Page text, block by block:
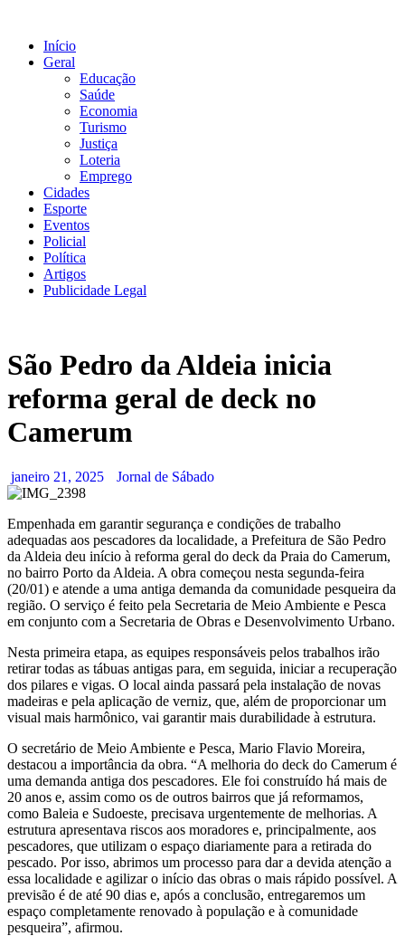
conteúdo
Início
Geral
Educação
Saúde
Economia
Turismo
Justiça
Loteria
Emprego
Cidades
Esporte
Eventos
Policial
Política
Artigos
Publicidade Legal
São Pedro da Aldeia inicia
reforma geral de deck no
Camerum
janeiro 21, 2025 Jornal de Sábado
Empenhada em garantir segurança e condições de trabalho
adequadas aos pescadores da localidade, a Prefeitura de São Pedro
da Aldeia deu início à reforma geral do deck da Praia do Camerum,
no bairro Porto da Aldeia. A obra começou nesta segunda-feira
(20/01) e atende a uma antiga demanda da comunidade pesqueira da
região. O serviço é feito pela Secretaria de Meio Ambiente e Pesca
em conjunto com a Secretaria de Obras e Desenvolvimento Urbano.
Nesta primeira etapa, as equipes responsáveis pelos trabalhos irão
retirar todas as tábuas antigas para, em seguida, iniciar a recuperação
dos pilares e vigas. O local ainda passará pela instalação de novas
madeiras e pela aplicação de verniz, que, além de proporcionar um
visual mais harmônico, vai garantir mais durabilidade à estrutura.
O secretário de Meio Ambiente e Pesca, Mario Flavio Moreira,
destacou a importância da obra. “A melhoria do deck do Camerum é
uma demanda antiga dos pescadores. Ele foi construído há mais de
20 anos e, assim como os de outros bairros que já reformamos,
como Baleia e Sudoeste, precisava urgentemente de melhorias. A
estrutura apresentava riscos aos moradores e, principalmente, aos
pescadores, que utilizam o espaço diariamente para a retirada do
pescado. Por isso, abrimos um processo para dar a devida atenção a
essa localidade e agilizar o início das obras o mais rápido possível. A
previsão é de até 90 dias e, após a conclusão, entregaremos um
espaço completamente renovado à população e à comunidade
pesqueira”, afirmou.